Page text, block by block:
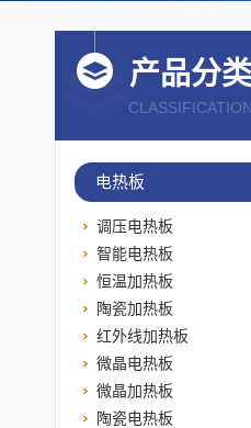
产品分类
CLASSIFICATION
电热板
调压电热板
智能电热板
恒温加热板
陶瓷加热板
红外线加热板
微晶电热板
微晶加热板
陶瓷电热板